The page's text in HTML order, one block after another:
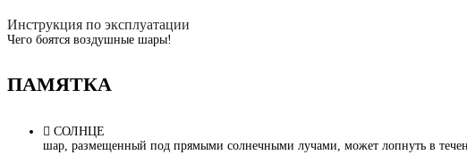
Инструкция по эксплуатации
Чего боятся воздушные шары!
ПАМЯТКА
СОЛНЦЕ
шар, размещенный под прямыми солнечными лучами, может лопнуть в